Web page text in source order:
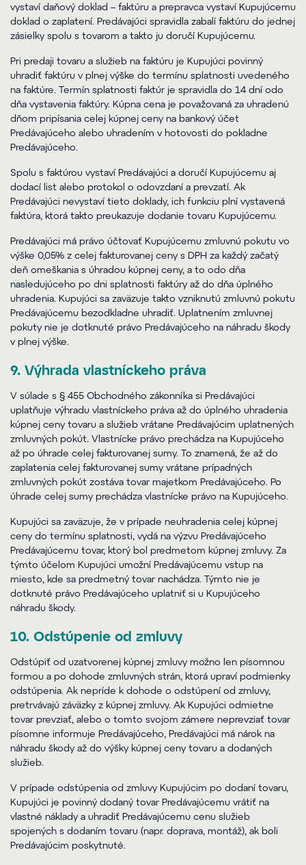
vystaví daňový doklad – faktúru a prepravca vystaví Kupujúcemu
doklad o zaplatení. Predávajúci spravidla zabalí faktúru do jednej
zásielky spolu s tovarom a takto ju doručí Kupujúcemu.
Pri predaji tovaru a služieb na faktúru je Kupujúci povinný
uhradiť faktúru v plnej výške do termínu splatnosti uvedeného
na faktúre. Termín splatnosti faktúr je spravidla do 14 dní odo
dňa vystavenia faktúry. Kúpna cena je považovaná za uhradenú
dňom pripísania celej kúpnej ceny na bankový účet
Predávajúceho alebo uhradením v hotovosti do pokladne
Predávajúceho.
Spolu s faktúrou vystaví Predávajúci a doručí Kupujúcemu aj
dodací list alebo protokol o odovzdaní a prevzatí. Ak
Predávajúci nevystaví tieto doklady, ich funkciu plní vystavená
faktúra, ktorá takto preukazuje dodanie tovaru Kupujúcemu.
Predávajúci má právo účtovať Kupujúcemu zmluvnú pokutu vo
výške 0,05% z celej fakturovanej ceny s DPH za každý začatý
deň omeškania s úhradou kúpnej ceny, a to odo dňa
nasledujúceho po dni splatnosti faktúry až do dňa úplného
uhradenia. Kupujúci sa zaväzuje takto vzniknutú zmluvnú pokutu
Predávajúcemu bezodkladne uhradiť. Uplatnením zmluvnej
pokuty nie je dotknuté právo Predávajúceho na náhradu škody
v plnej výške.
9. Výhrada vlastníckeho práva
V súlade s § 455 Obchodného zákonníka si Predávajúci
uplatňuje výhradu vlastníckeho práva až do úplného uhradenia
kúpnej ceny tovaru a služieb vrátane Predávajúcim uplatnených
zmluvných pokút. Vlastnícke právo prechádza na Kupujúceho
až po úhrade celej fakturovanej sumy. To znamená, že až do
zaplatenia celej fakturovanej sumy vrátane prípadných
zmluvných pokút zostáva tovar majetkom Predávajúceho. Po
úhrade celej sumy prechádza vlastnícke právo na Kupujúceho.
Kupujúci sa zaväzuje, že v prípade neuhradenia celej kúpnej
ceny do termínu splatnosti, vydá na výzvu Predávajúceho
Predávajúcemu tovar, ktorý bol predmetom kúpnej zmluvy. Za
týmto účelom Kupujúci umožní Predávajúcemu vstup na
miesto, kde sa predmetný tovar nachádza. Týmto nie je
dotknuté právo Predávajúceho uplatniť si u Kupujúceho
náhradu škody.
10. Odstúpenie od zmluvy
Odstúpiť od uzatvorenej kúpnej zmluvy možno len písomnou
formou a po dohode zmluvných strán, ktorá upraví podmienky
odstúpenia. Ak nepríde k dohode o odstúpení od zmluvy,
pretrvávajú záväzky z kúpnej zmluvy. Ak Kupujúci odmietne
tovar prevziať, alebo o tomto svojom zámere neprevziať tovar
písomne informuje Predávajúceho, Predávajúci má nárok na
náhradu škody až do výšky kúpnej ceny tovaru a dodaných
služieb.
V prípade odstúpenia od zmluvy Kupujúcim po dodaní tovaru,
Kupujúci je povinný dodaný tovar Predávajúcemu vrátiť na
vlastné náklady a uhradiť Predávajúcemu cenu služieb
spojených s dodaním tovaru (napr. doprava, montáž), ak boli
Predávajúcim poskytnuté.